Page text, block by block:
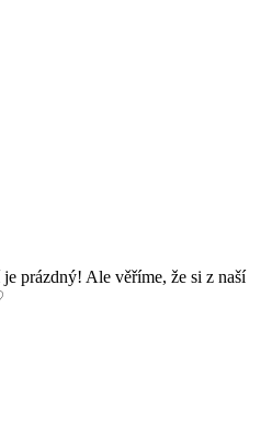
prázdný! Ale věříme, že si z naší